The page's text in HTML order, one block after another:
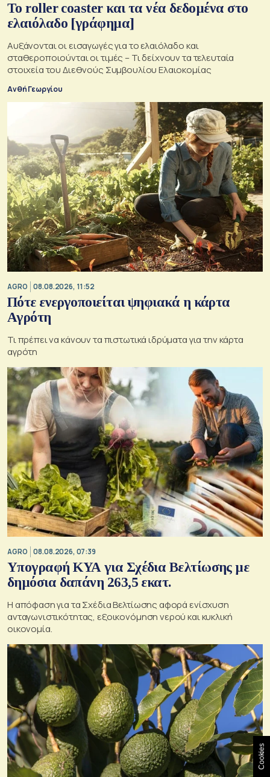
Το roller coaster και τα νέα δεδομένα στο
ελαιόλαδο [γράφημα]
Αυξάνονται οι εισαγωγές για το ελαιόλαδο και
σταθεροποιούνται οι τιμές – Τι δείχνουν τα τελευταία
στοιχεία του Διεθνούς Συμβουλίου Ελαιοκομίας
Ανθή Γεωργίου
AGRO 08.08.2026, 11:52
Πότε ενεργοποιείται ψηφιακά η κάρτα
Αγρότη
Τι πρέπει να κάνουν τα πιστωτικά ιδρύματα για την κάρτα
αγρότη
AGRO 08.08.2026, 07:39
Υπογραφή ΚΥΑ για Σχέδια Βελτίωσης με
δημόσια δαπάνη 263,5 εκατ.
Η απόφαση για τα Σχέδια Βελτίωσης αφορά ενίσχυση
ανταγωνιστικότητας, εξοικονόμηση νερού και κυκλική
οικονομία.
Cookies